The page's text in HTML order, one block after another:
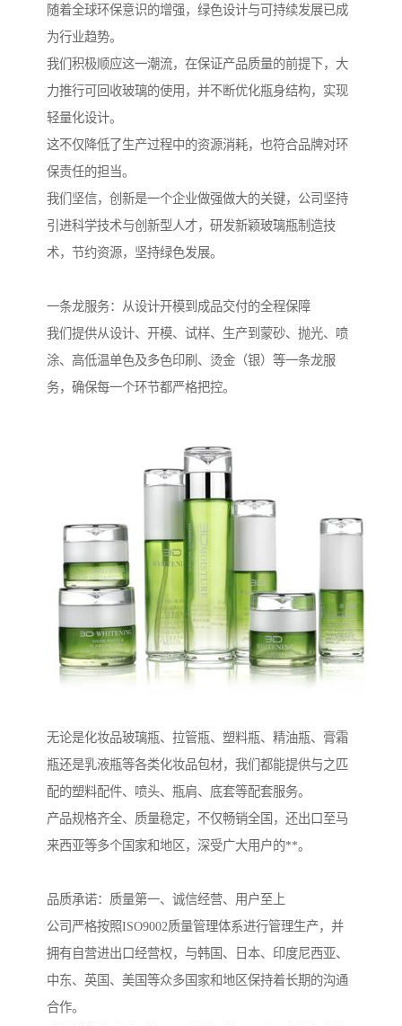
随着全球环保意识的增强，绿色设计与可持续发展已成
为行业趋势。
我们积极顺应这一潮流，在保证产品质量的前提下，大
力推行可回收玻璃的使用，并不断优化瓶身结构，实现
轻量化设计。
这不仅降低了生产过程中的资源消耗，也符合品牌对环
保责任的担当。
我们坚信，创新是一个企业做强做大的关键，公司坚持
引进科学技术与创新型人才，研发新颖玻璃瓶制造技
术，节约资源，坚持绿色发展。
一条龙服务：从设计开模到成品交付的全程保障
我们提供从设计、开模、试样、生产到蒙砂、抛光、喷
涂、高低温单色及多色印刷、烫金（银）等一条龙服
务，确保每一个环节都严格把控。
无论是化妆品玻璃瓶、拉管瓶、塑料瓶、精油瓶、膏霜
瓶还是乳液瓶等各类化妆品包材，我们都能提供与之匹
配的塑料配件、喷头、瓶肩、底套等配套服务。
产品规格齐全、质量稳定，不仅畅销全国，还出口至马
来西亚等多个国家和地区，深受广大用户的**。
品质承诺：质量第一、诚信经营、用户至上
公司严格按照ISO9002质量管理体系进行管理生产，并
拥有自营进出口经营权，与韩国、日本、印度尼西亚、
中东、英国、美国等众多国家和地区保持着长期的沟通
合作。